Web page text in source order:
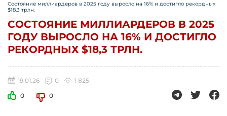
Состояние миллиардеров в 2025 году выросло на 16% и достигло рекордных
$18,3 трлн.
СОСТОЯНИЕ МИЛЛИАРДЕРОВ В 2025
ГОДУ ВЫРОСЛО НА 16% И ДОСТИГЛО
РЕКОРДНЫХ $18,3 ТРЛН.
19.01.26 0
1 825
0
0